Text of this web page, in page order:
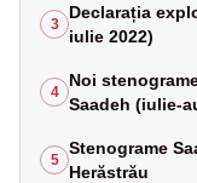
3
Declarația
iulie 2022)
4
Noi
Saadeh (iulie-
5
Stenograme
Herăstrău